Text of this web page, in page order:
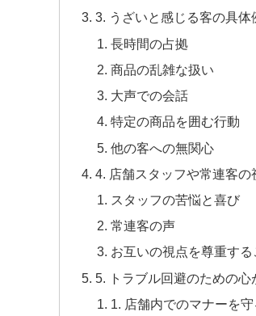
3. うざいと感じる客の具体
長時間の占拠
商品の乱雑な扱い
大声での会話
特定の商品を囲む行動
他の客への無関心
4. 店舗スタッフや常連客の
スタッフの苦悩と喜び
常連客の声
お互いの視点を尊重す
5. トラブル回避のための心
1. 店舗内でのマナーを守